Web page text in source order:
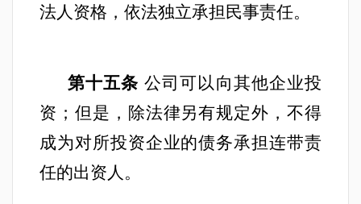
法人资格，依法独立承担民事责任。
第十五条 公司可以向其他企业投
资；但是，除法律另有规定外，不得
成为对所投资企业的债务承担连带责
任的出资人。